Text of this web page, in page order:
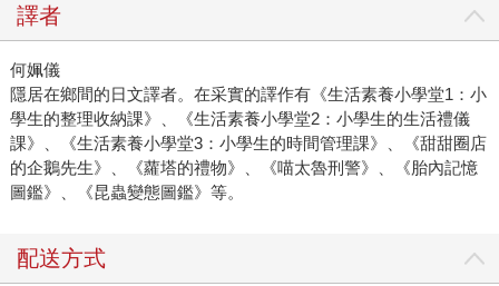
譯者
何姵儀
隱居在鄉間的日文譯者。在采實的譯作有《生活素養小學堂1：小
學生的整理收納課》、《生活素養小學堂2：小學生的生活禮儀
課》、《生活素養小學堂3：小學生的時間管理課》、《甜甜圈店
的企鵝先生》、《蘿塔的禮物》、《喵太魯刑警》、《胎內記憶
圖鑑》、《昆蟲變態圖鑑》等。
配送方式